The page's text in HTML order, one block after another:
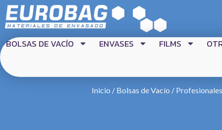
BOLSAS DE VACÍO ENVASES FILMS
Inicio / Bolsas de Vacío /